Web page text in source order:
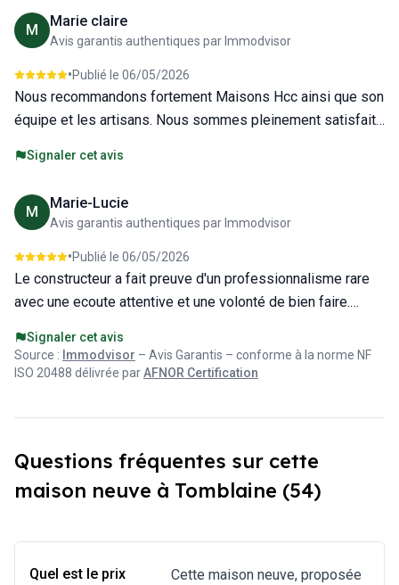
M
Marie claire
Avis garantis authentiques par Immodvisor
•Publié le 06/05/2026
Nous recommandons fortement Maisons Hcc ainsi que son
équipe et les artisans. Nous sommes pleinement satisfaits
Signaler cet avis
M
Marie-Lucie
Avis garantis authentiques par Immodvisor
•Publié le 06/05/2026
Le constructeur a fait preuve d'un professionnalisme rare
avec une ecoute attentive et une volonté de bien faire.
délais ont été respectes et la qualité se réalisation est
irréprochable. C'est un constructeur de confiance que je
Signaler cet avis
Source : Immodvisor – Avis Garantis – conforme à la norme NF
ISO 20488 délivrée parAFNOR Certification
Questions fréquentes sur cette
maison neuve à Tomblaine (54)
Quel est le prix
Cette maison neuve, proposée